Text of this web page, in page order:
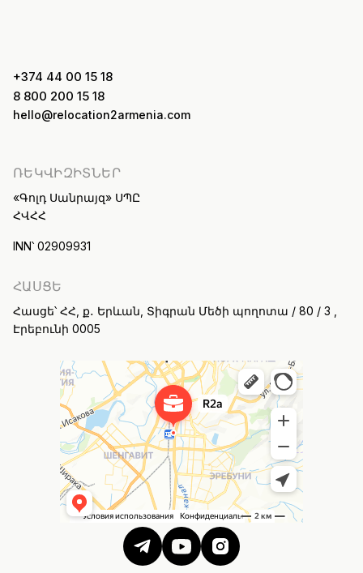
+374 44 00 15 18
8 800 200 15 18
hello@relocation2armenia.com
ՌԵԿՎԻԶԻՏՆԵՐ
«Գոլդ Սանրայզ» ՍՊԸ
ՀՎՀՀ
INN՝ 02909931
ՀԱՍՑԵ
Հասցե՝ ՀՀ, ք․ Երևան, Տիգրան Մեծի պողոտա / 80 / 3 ,
Էրեբունի 0005